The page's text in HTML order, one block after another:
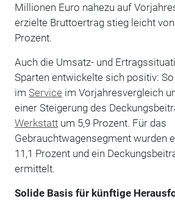
Millionen Euro nahezu auf
erzielte Bruttoertrag stieg leicht von
Prozent.
Auch die Umsatz- und
Sparten entwickelte sich positiv:
im Service im Vorjahresvergleich
einer Steigerung des
Werkstattum 5,9 Prozent. Für das
Gebrauchtwagensegment wurden
11,1 Prozent und ein
ermittelt.
Solide Basis für künftige